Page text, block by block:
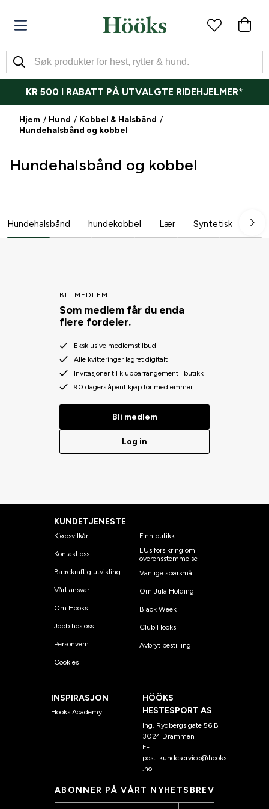
KR 500 I RABATT PÅ UTVALGTE RIDEHJELMER*
Hjem Hund
Kobbel & Halsbånd
Hundehalsbånd og kobbel
Hundehalsbånd og kobbel
Hundehalsbånd hundekobbel Lær Syntetisk Spor
BLI MEDLEM
Som medlem får du enda
flere fordeler.
Eksklusive medlemstilbud
Alle kvitteringer lagret digitalt
Invitasjoner til klubbarrangement i butikk
90 dagers åpent kjøp for medlemmer
Bli medlem
Log in
KUNDETJENESTE
Kjøpsvilkår
Kontakt oss
Bærekraftig utvikling
Vårt ansvar
Om Hööks
Jobb hos oss
Personvern
Cookies
Finn butikk
EUs forsikring om
overensstemmelse
Vanlige spørsmål
Om Jula Holding
Black Week
Club Hööks
Avbryt bestilling
INSPIRASJON
Hööks Academy
HÖÖKS
HESTESPORT AS
Ing. Rydbergs gate 56 B
3024 Drammen
E-
post: kundeservice@hooks
.no
ABONNER PÅ VÅRT NYHETSBREV